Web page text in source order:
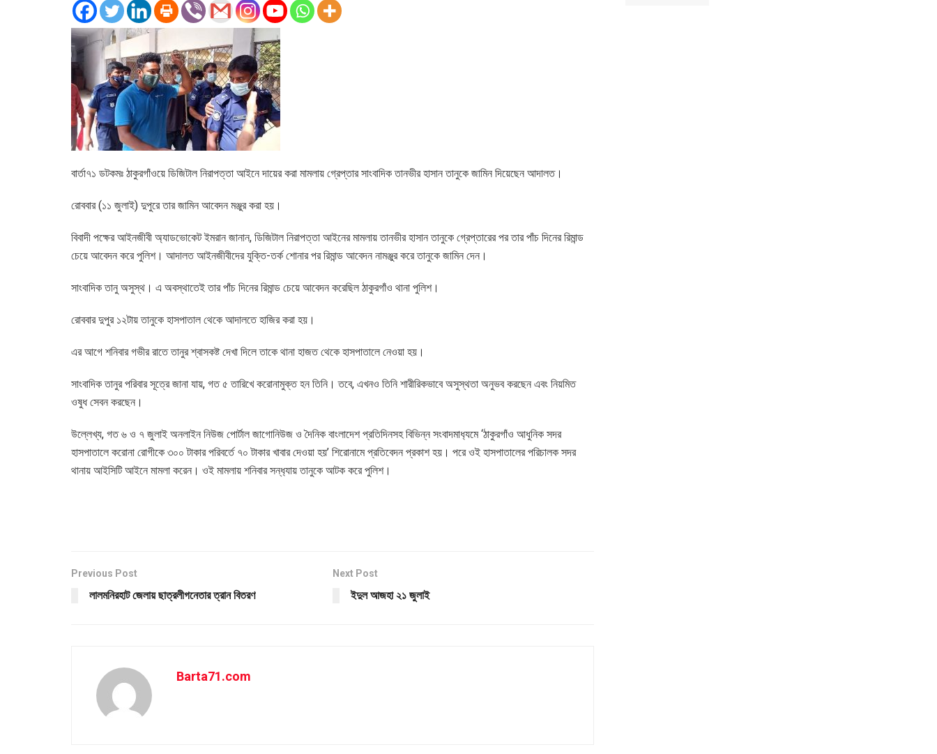
বার্তা৭১ ডটকমঃ ঠাকুরগাঁওয়ে ডিজিটাল নিরাপত্তা আইনে দায়ের করা মামলায় গ্রেপ্তার সাংবাদিক তানভীর হাসান তানুকে জামিন দিয়েছেন আদালত।
রোববার (১১ জুলাই) দুপুরে তার জামিন আবেদন মঞ্জুর করা হয়।
বিবাদী পক্ষের আইনজীবী অ্যাডভোকেট ইমরান জানান, ডিজিটাল নিরাপত্তা আইনের মামলায় তানভীর হাসান তানুকে গ্রেপ্তারের পর তার পাঁচ দিনের রিমান্ড
চেয়ে আবেদন করে পুলিশ। আদালত আইনজীবীদের যুক্তি-তর্ক শোনার পর রিমান্ড আবেদন নামঞ্জুর করে তানুকে জামিন দেন।
সাংবাদিক তানু অসুস্থ। এ অবস্থাতেই তার পাঁচ দিনের রিমান্ড চেয়ে আবেদন করেছিল ঠাকুরগাঁও থানা পুলিশ।
রোববার দুপুর ১২টায় তানুকে হাসপাতাল থেকে আদালতে হাজির করা হয়।
এর আগে শনিবার গভীর রাতে তানুর শ্বাসকষ্ট দেখা দিলে তাকে থানা হাজত থেকে হাসপাতালে নেওয়া হয়।
সাংবাদিক তানুর পরিবার সূত্রে জানা যায়, গত ৫ তারিখে করোনামুক্ত হন তিনি। তবে, এখনও তিনি শারীরিকভাবে অসুস্থতা অনুভব করছেন এবং নিয়মিত
ওষুধ সেবন করছেন।
উল্লেখ্য, গত ৬ ও ৭ জুলাই অনলাইন নিউজ পোর্টাল জাগোনিউজ ও দৈনিক বাংলাদেশ প্রতিদিনসহ বিভিন্ন সংবাদমাধ‌্যমে ‘ঠাকুরগাঁও আধুনিক সদর
হাসপাতালে করোনা রোগীকে ৩০০ টাকার পরিবর্তে ৭০ টাকার খাবার দেওয়া হয়’ শিরোনামে প্রতিবেদন প্রকাশ হয়। পরে ওই হাসপাতালের পরিচালক সদর
থানায় আইসিটি আইনে মামলা করেন। ওই মামলায় শনিবার সন্ধ‌্যায় তানুকে আটক করে পুলিশ।
Previous Post
লালমনিরহাট জেলায় ছাত্রলীগনেতার ত্রান বিতরণ
Next Post
ইদুল আজহা ২১ জুলাই
Barta71.com